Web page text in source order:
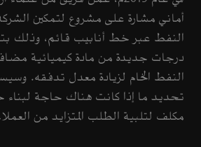
أماني مشارة على مشروع لتمكين
النفط عبر خط أنابيب قائم، وذلك
درجات جديدة من مادة كيميائية
النفط الخام لزيادة معدل تدفقه.
تحديد ما إذا كانت هناك حاجة
مكلف لتلبية الطلب المتزايد من